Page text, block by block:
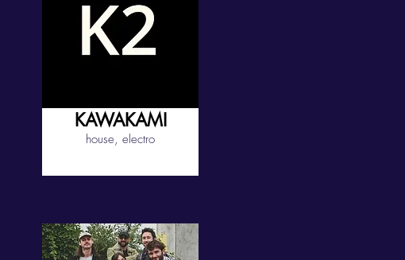
KAWAKAMI
house, electro